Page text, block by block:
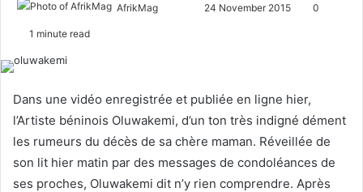
AfrikMag
w
o
n
X
n
e
m
a
i
24 November 2015 0
1 minute read
Dans une vidéo enregistrée et publiée en ligne hier,
l’Artiste béninois Oluwakemi, d’un ton très indigné dément
les rumeurs du décès de sa chère maman. Réveillée de
son lit hier matin par des messages de condoléances de
ses proches, Oluwakemi dit n’y rien comprendre. Après